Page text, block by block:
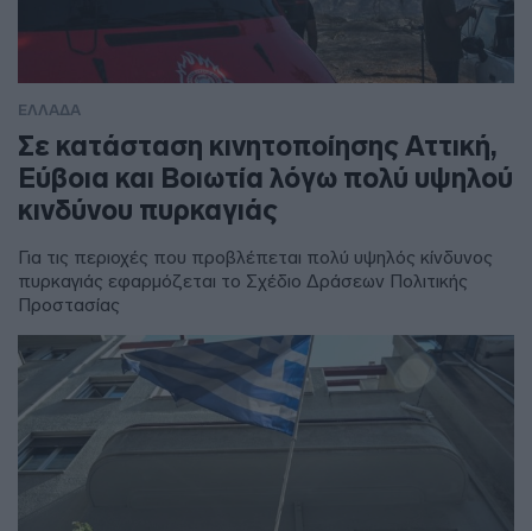
ΕΛΛΑΔΑ
Σε κατάσταση κινητοποίησης Αττική,
Εύβοια και Βοιωτία λόγω πολύ υψηλού
κινδύνου πυρκαγιάς
Για τις περιοχές που προβλέπεται πολύ υψηλός κίνδυνος
πυρκαγιάς εφαρμόζεται το Σχέδιο Δράσεων Πολιτικής
Προστασίας